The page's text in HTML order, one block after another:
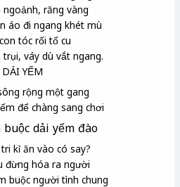
ngoảnh, răng vàng
áo đi ngang khét mù
tóc rối tổ cu
trụi, váy dù vắt ngang.
DẢI YẾM
rộng một gang
để chàng sang chơi
buộc dải yếm đào
kỉăn vào có say?
đừng hóa ra người
buộc người tình chung